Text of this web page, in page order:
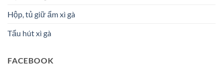
Hộp, tủ giữ ẩm xì gà
Tẩu hút xì gà
FACEBOOK